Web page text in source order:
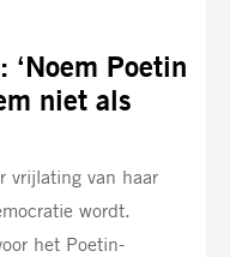
‘Noem Poetin
niet als
vrijlating van haar
wordt.
het Poetin-